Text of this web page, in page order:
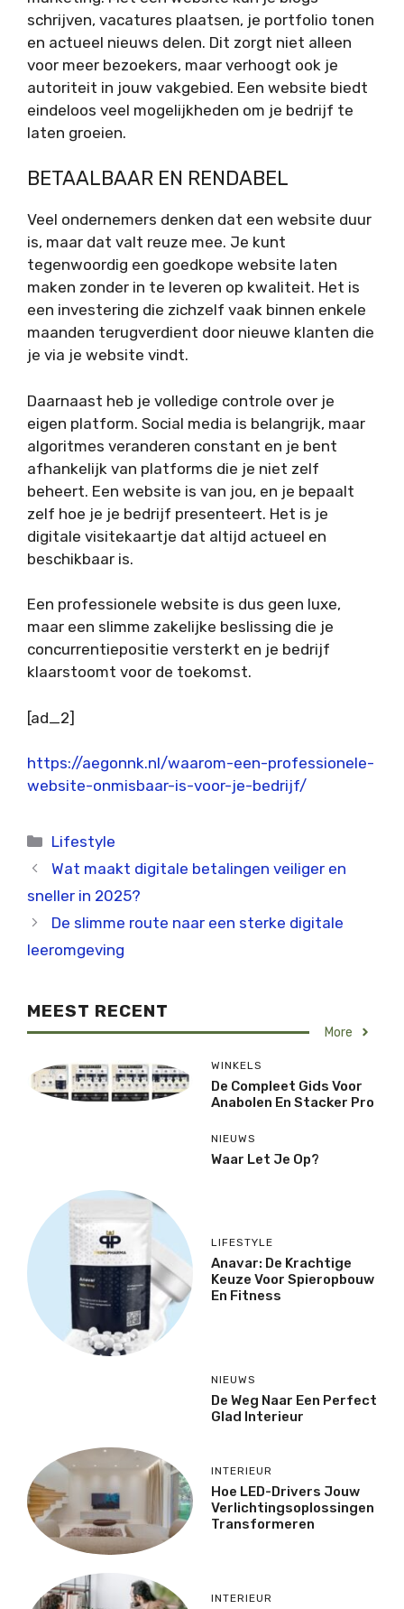
schrijven, vacatures plaatsen, je portfolio tonen
en actueel nieuws delen. Dit zorgt niet alleen
voor meer bezoekers, maar verhoogt ook je
autoriteit in jouw vakgebied. Een website biedt
eindeloos veel mogelijkheden om je bedrijf te
laten groeien.
BETAALBAAR EN RENDABEL
Veel ondernemers denken dat een website duur
is, maar dat valt reuze mee. Je kunt
tegenwoordig een goedkope website laten
maken zonder in te leveren op kwaliteit. Het is
een investering die zichzelf vaak binnen enkele
maanden terugverdient door nieuwe klanten die
je via je website vindt.
Daarnaast heb je volledige controle over je
eigen platform. Social media is belangrijk, maar
algoritmes veranderen constant en je bent
afhankelijk van platforms die je niet zelf
beheert. Een website is van jou, en je bepaalt
zelf hoe je je bedrijf presenteert. Het is je
digitale visitekaartje dat altijd actueel en
beschikbaar is.
Een professionele website is dus geen luxe,
maar een slimme zakelijke beslissing die je
concurrentiepositie versterkt en je bedrijf
klaarstoomt voor de toekomst.
[ad_2]
https://aegonnk.nl/waarom-een-professionele-
website-onmisbaar-is-voor-je-bedrijf/
Categorieën
Lifestyle
Wat maakt digitale betalingen veiliger en
sneller in 2025?
De slimme route naar een sterke digitale
leeromgeving
MEEST RECENT
More
WINKELS
De Compleet Gids Voor
Anabolen En Stacker Pro
NIEUWS
Waar Let Je Op?
LIFESTYLE
Anavar: De Krachtige
Keuze Voor Spieropbouw
En Fitness
NIEUWS
De Weg Naar Een Perfect
Glad Interieur
INTERIEUR
Hoe LED-Drivers Jouw
Verlichtingsoplossingen
Transformeren
INTERIEUR